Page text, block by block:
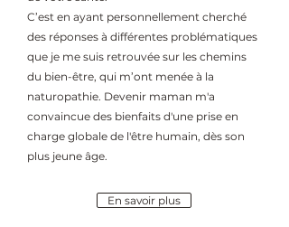
C’est en ayant personnellement cherché
des réponses à différentes problématiques
que je me suis retrouvée sur les chemins
du bien-être, qui m’ont menée à la
naturopathie. Devenir maman m'a
convaincue des bienfaits d'une prise en
charge globale de l'être humain, dès son
plus jeune âge.
En savoir plus